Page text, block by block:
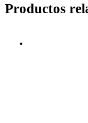
Productos